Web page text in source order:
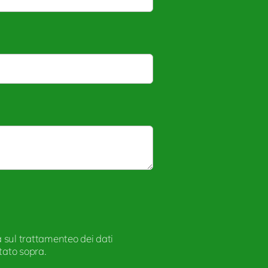
sul trattamenteo dei dati
sopra.